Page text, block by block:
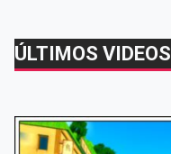
ÚLTIMOS VIDEOS